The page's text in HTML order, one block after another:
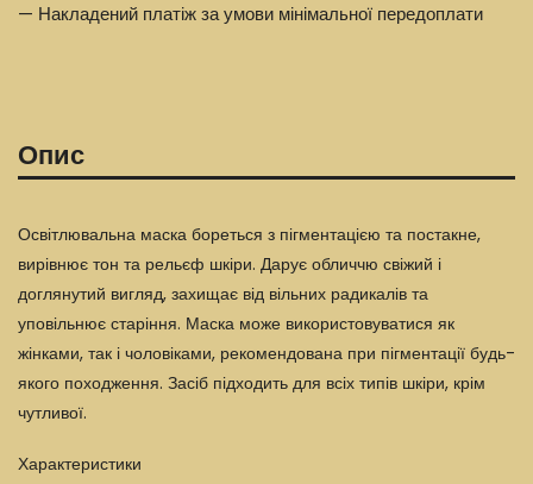
— Накладений платіж за умови мінімальної передоплати
Опис
Освітлювальна маска бореться з пігментацією та постакне,
вирівнює тон та рельєф шкіри. Дарує обличчю свіжий і
доглянутий вигляд, захищає від вільних радикалів та
уповільнює старіння. Маска може використовуватися як
жінками, так і чоловіками, рекомендована при пігментації будь-
якого походження. Засіб підходить для всіх типів шкіри, крім
чутливої.
Характеристики